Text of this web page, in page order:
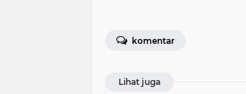
komentar
Lihat juga